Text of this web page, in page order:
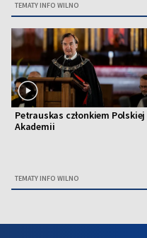
TEMATY INFO WILNO
Petrauskas członkiem Polskiej
Akademii
TEMATY INFO WILNO